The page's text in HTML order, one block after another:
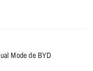
Mode de BYD